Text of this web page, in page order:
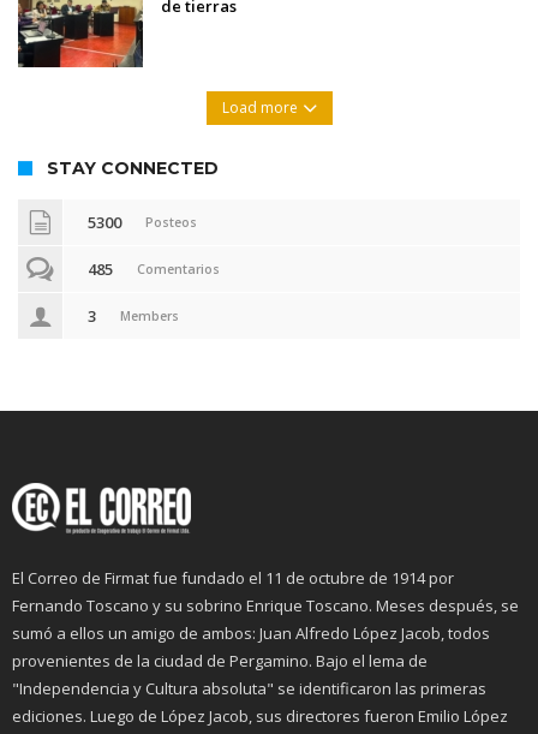
de tierras
Load more
STAY CONNECTED
5300 Posteos
485 Comentarios
3 Members
El Correo de Firmat fue fundado el 11 de octubre de 1914 por
Fernando Toscano y su sobrino Enrique Toscano. Meses después, se
sumó a ellos un amigo de ambos: Juan Alfredo López Jacob, todos
provenientes de la ciudad de Pergamino. Bajo el lema de
"Independencia y Cultura absoluta" se identificaron las primeras
ediciones. Luego de López Jacob, sus directores fueron Emilio López